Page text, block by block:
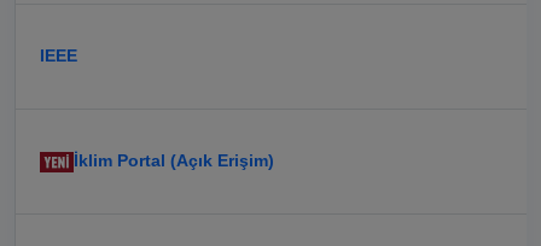
IEEE
İklim Portal (Açık Erişim)